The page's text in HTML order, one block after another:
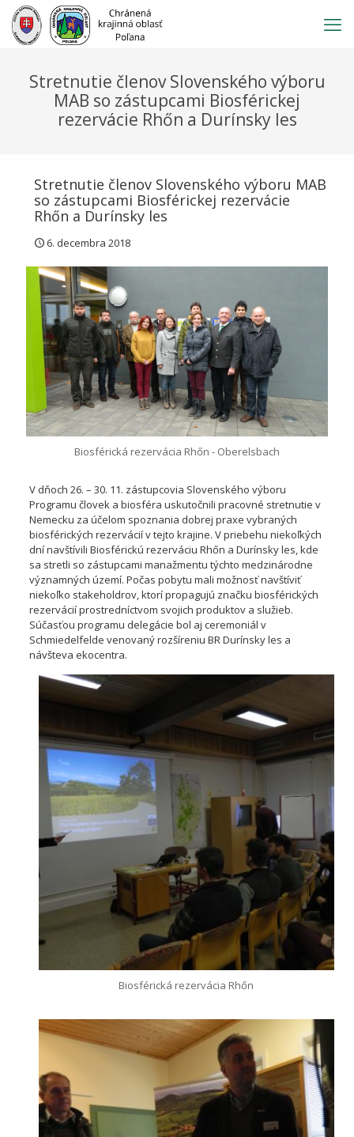
Prejsť
obsah
Stretnutie členov Slovenského výboru
MAB so zástupcami Biosférickej
rezervácie Rhőn a Durínsky les
Stretnutie členov Slovenského výboru MAB
so zástupcami Biosférickej rezervácie
Rhőn a Durínsky les
6. decembra 2018
Biosférická rezervácia Rhőn - Oberelsbach
V dňoch 26. – 30. 11. zástupcovia Slovenského výboru
Programu človek a biosféra uskutočnili pracovné stretnutie v
Nemecku za účelom spoznania dobrej praxe vybraných
biosférických rezervácií v tejto krajine. V priebehu niekoľkých
dní navštívili Biosférickú rezerváciu Rhőn a Durínsky les, kde
sa stretli so zástupcami manažmentu týchto medzinárodne
významných území. Počas pobytu mali možnosť navštíviť
niekoľko stakeholdrov, ktorí propagujú značku biosférických
rezervácií prostredníctvom svojich produktov a služieb.
Súčasťou programu delegácie bol aj ceremoniál v
Schmiedelfelde venovaný rozšíreniu BR Durínsky les a
návšteva ekocentra.
Biosférická rezervácia Rhőn